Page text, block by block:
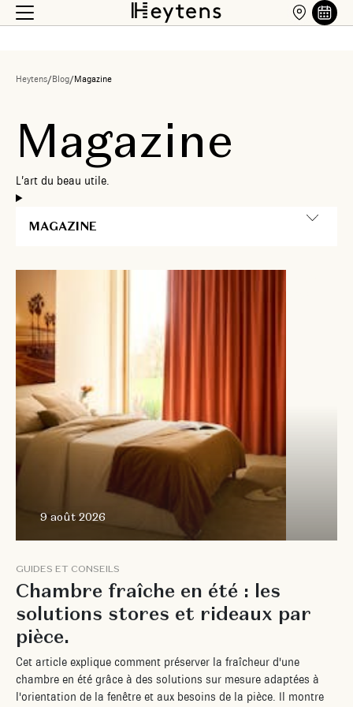
Heytens/Blog/Magazine
Magazine
L’art du beau utile.
MAGAZINE
9 août 2026
GUIDES ET CONSEILS
Chambre fraîche en été : les
solutions stores et rideaux par
pièce.
Cet article explique comment préserver la fraîcheur d'une
chambre en été grâce à des solutions sur mesure adaptées à
l'orientation de la fenêtre et aux besoins de la pièce. Il montre